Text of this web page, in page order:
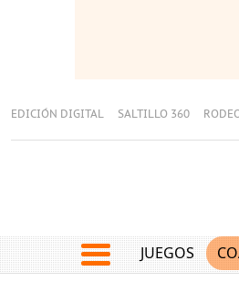
EDICIÓN DIGITAL SALTILLO 360
JUEGOS